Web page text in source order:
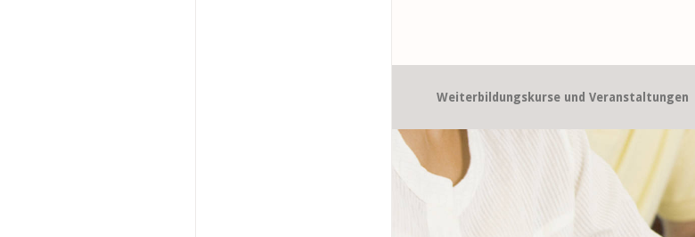
Weiterbildungskurse und Veranstaltungen